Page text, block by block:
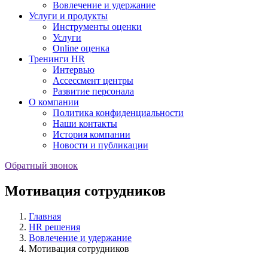
Вовлечение и удержание
Услуги и продукты
Инструменты оценки
Услуги
Online оценка
Тренинги HR
Интервью
Ассессмент центры
Развитие персонала
О компании
Политика конфиденциальности
Наши контакты
История компании
Новости и публикации
Обратный звонок
Мотивация сотрудников
Главная
HR решения
Вовлечение и удержание
Мотивация сотрудников